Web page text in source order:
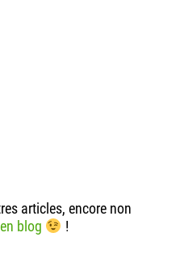
articles, encore non
blog !